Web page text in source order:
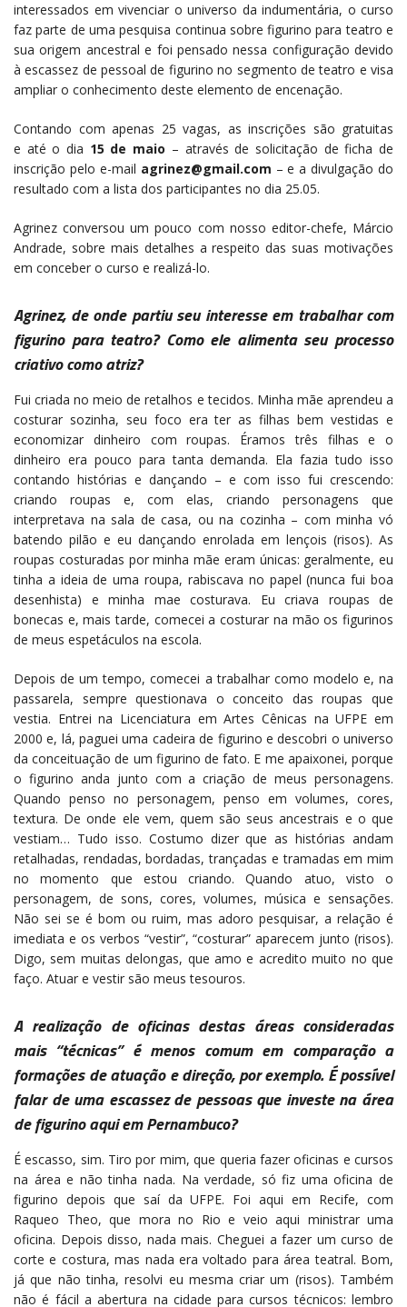
interessados em vivenciar o universo da indumentária, o curso
faz parte de uma pesquisa continua sobre figurino para teatro e
sua origem ancestral e foi pensado nessa configuração devido
à escassez de pessoal de figurino no segmento de teatro e visa
ampliar o conhecimento deste elemento de encenação.
Contando com apenas 25 vagas, as inscrições são gratuitas
e até o dia 15 de maio – através de solicitação de ficha de
inscrição pelo e-mail agrinez@gmail.com – e a divulgação do
resultado com a lista dos participantes no dia 25.05.
Agrinez conversou um pouco com nosso editor-chefe, Márcio
Andrade, sobre mais detalhes a respeito das suas motivações
em conceber o curso e realizá-lo.
Agrinez, de onde partiu seu interesse em trabalhar com
figurino para teatro? Como ele alimenta seu processo
criativo como atriz?
Fui criada no meio de retalhos e tecidos. Minha mãe aprendeu a
costurar sozinha, seu foco era ter as filhas bem vestidas e
economizar dinheiro com roupas. Éramos três filhas e o
dinheiro era pouco para tanta demanda. Ela fazia tudo isso
contando histórias e dançando – e com isso fui crescendo:
criando roupas e, com elas, criando personagens que
interpretava na sala de casa, ou na cozinha – com minha vó
batendo pilão e eu dançando enrolada em lençois (risos). As
roupas costuradas por minha mãe eram únicas: geralmente, eu
tinha a ideia de uma roupa, rabiscava no papel (nunca fui boa
desenhista) e minha mae costurava. Eu criava roupas de
bonecas e, mais tarde, comecei a costurar na mão os figurinos
de meus espetáculos na escola.
Depois de um tempo, comecei a trabalhar como modelo e, na
passarela, sempre questionava o conceito das roupas que
vestia. Entrei na Licenciatura em Artes Cênicas na UFPE em
2000 e, lá, paguei uma cadeira de figurino e descobri o universo
da conceituação de um figurino de fato. E me apaixonei, porque
o figurino anda junto com a criação de meus personagens.
Quando penso no personagem, penso em volumes, cores,
textura. De onde ele vem, quem são seus ancestrais e o que
vestiam… Tudo isso. Costumo dizer que as histórias andam
retalhadas, rendadas, bordadas, trançadas e tramadas em mim
no momento que estou criando. Quando atuo, visto o
personagem, de sons, cores, volumes, música e sensações.
Não sei se é bom ou ruim, mas adoro pesquisar, a relação é
imediata e os verbos “vestir”, “costurar” aparecem junto (risos).
Digo, sem muitas delongas, que amo e acredito muito no que
faço. Atuar e vestir são meus tesouros.
A realização de oficinas destas áreas consideradas
mais “técnicas” é menos comum em comparação a
formações de atuação e direção, por exemplo. É possível
falar de uma escassez de pessoas que investe na área
de figurino aqui em Pernambuco?
É escasso, sim. Tiro por mim, que queria fazer oficinas e cursos
na área e não tinha nada. Na verdade, só fiz uma oficina de
figurino depois que saí da UFPE. Foi aqui em Recife, com
Raqueo Theo, que mora no Rio e veio aqui ministrar uma
oficina. Depois disso, nada mais. Cheguei a fazer um curso de
corte e costura, mas nada era voltado para área teatral. Bom,
já que não tinha, resolvi eu mesma criar um (risos). Também
não é fácil a abertura na cidade para cursos técnicos: lembro